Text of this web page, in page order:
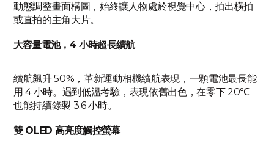
動態調整畫面構圖，始終讓人物處於視覺中心，拍出橫拍
或直拍的主角大片。
大容量電池，4 小時超長續航
續航飆升 50%，革新運動相機續航表現，一顆電池最長能
用 4 小時。遇到低溫考驗，表現依舊出色，在零下 20℃
也能持續錄製 3.6 小時。
雙 OLED 高亮度觸控螢幕